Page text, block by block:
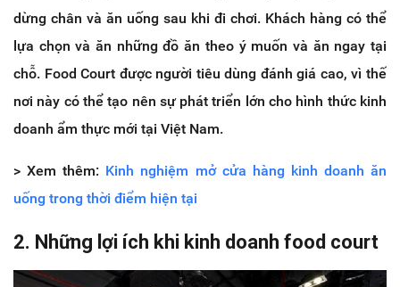
dừng chân và ăn uống sau khi đi chơi. Khách hàng có thể
lựa chọn và ăn những đồ ăn theo ý muốn và ăn ngay tại
chỗ. Food Court được người tiêu dùng đánh giá cao, vì thế
nơi này có thể tạo nên sự phát triển lớn cho hình thức kinh
doanh ẩm thực mới tại Việt Nam.
> Xem thêm: Kinh nghiệm mở cửa hàng kinh doanh ăn
uống trong thời điểm hiện tại
2. Những lợi ích khi kinh doanh food court